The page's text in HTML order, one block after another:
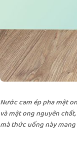
Nước cam ép pha mật
và mật ong nguyên
mà thức uống này